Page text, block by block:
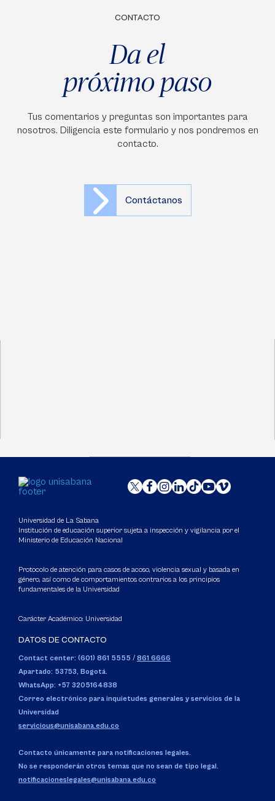
CONTACTO
Da el
próximo paso
Tus comentarios y preguntas son importantes para
nosotros. Diligencia este formulario y nos pondremos en
contacto.
Contáctanos
Universidad de La Sabana
Institución de educación superior sujeta a inspección y vigilancia por el
Ministerio de Educación Nacional
Protocolo de atención para casos de acoso, violencia sexual y basada en
género, así como de comportamientos contrarios a los principios
fundamentales de la Universidad
Carácter Académico: Universidad
DATOS DE CONTACTO
Contact center: (601) 861 5555 / 861 6666
Apartado: 53753, Bogotá.
WhatsApp: +57 3205164838
Correo electrónico para inquietudes generales y servicios de la
Universidad
servicious@unisabana.edu.co
Contacto únicamente para notificaciones legales.
No se responderán otros temas que no sean de tipo legal.
notificacioneslegales@unisabana.edu.co